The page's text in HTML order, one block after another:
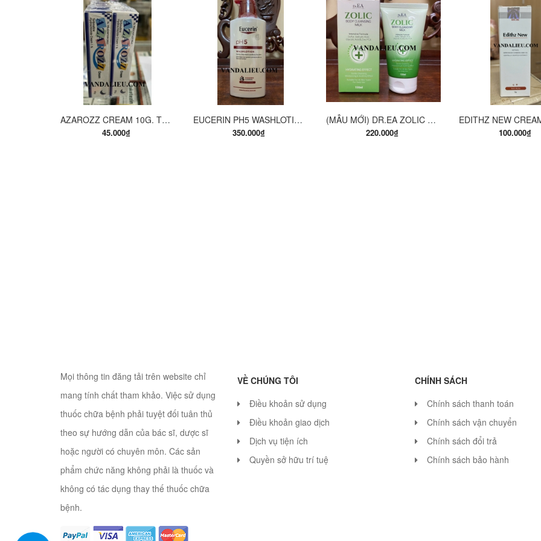
MUA HÀNG
AZAROZZ CREAM 10G. TERBINAFINE 1%. THUỐC TRỊ NẤM DA CHÂN, NẤM DA ĐÙI, NẤM DA THÂN, LANG BEN...
45.000₫
MUA HÀNG
EUCERIN PH5 WASHLOTION 400ML. SỮA TẮM DẠNG GEL CHO DA NHẠY CẢM.
350.000₫
MUA HÀNG
(MẪU MỚI) DR.EA ZOLIC BODY CLEANSING MILK 150ML. SỮA TẮM Y KHOA
220.000₫
MUA
100.000₫
Mọi thông tin đăng tải trên website chỉ
mang tính chất tham khảo. Việc sử dụng
thuốc chữa bệnh phải tuyệt đối tuân thủ
theo sự hướng dẫn của bác sĩ, dược sĩ
hoặc người có chuyên môn. Các sản
phẩm chức năng không phải là thuốc và
không có tác dụng thay thế thuốc chữa
bệnh.
VỀ CHÚNG TÔI
Điều khoản sử dụng
Điều khoản giao dịch
Dịch vụ tiện ích
Quyền sở hữu trí tuệ
CHÍNH SÁCH
Chính sách thanh toán
Chính sách vận chuyển
Chính sách đổi trả
Chính sách bảo hành